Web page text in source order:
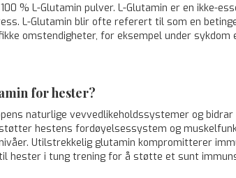
% L-Glutamin pulver. L-Glutamin er en ikke-
L-Glutamin blir ofte referert til som en
omstendigheter, for eksempel under
for hester?
naturlige vevvedlikeholdssystemer og
hestens fordøyelsessystem og
Utilstrekkelig glutamin kompromitterer
hester i tung trening for å støtte et sunt